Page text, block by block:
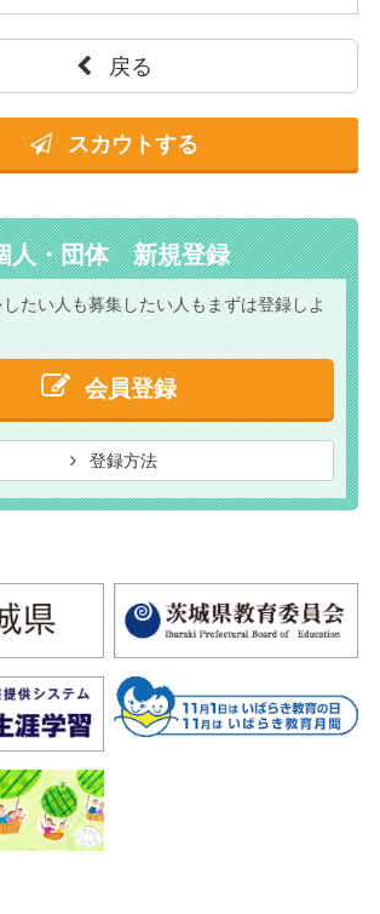
戻る
スカウトする
人・団体 新規登録
たい人も募集したい人もまずは登録しよ
会員登録
登録方法